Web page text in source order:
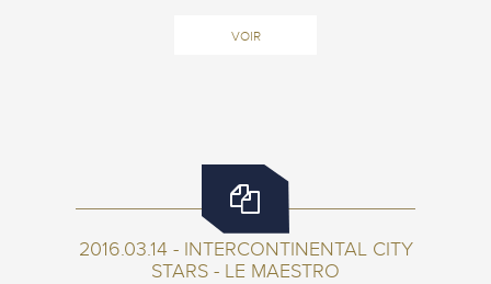
VOIR
2016.03.14 - INTERCONTINENTAL CITY
STARS - LE MAESTRO